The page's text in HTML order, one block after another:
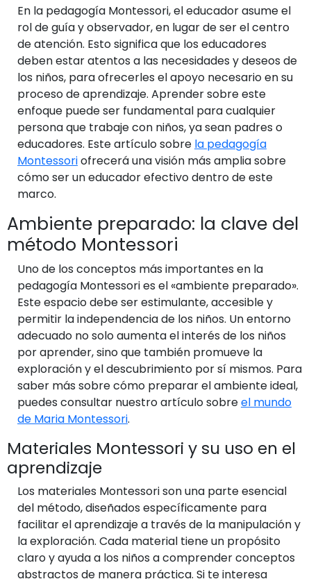
En la pedagogía Montessori, el educador asume el
rol de guía y observador, en lugar de ser el centro
de atención. Esto significa que los educadores
deben estar atentos a las necesidades y deseos de
los niños, para ofrecerles el apoyo necesario en su
proceso de aprendizaje. Aprender sobre este
enfoque puede ser fundamental para cualquier
persona que trabaje con niños, ya sean padres o
educadores. Este artículo sobre la pedagogía
Montessoriofrecerá una visión más amplia sobre
cómo ser un educador efectivo dentro de este
marco.
Ambiente preparado: la clave del
método Montessori
Uno de los conceptos más importantes en la
pedagogía Montessori es el «ambiente preparado».
Este espacio debe ser estimulante, accesible y
permitir la independencia de los niños. Un entorno
adecuado no solo aumenta el interés de los niños
por aprender, sino que también promueve la
exploración y el descubrimiento por sí mismos. Para
saber más sobre cómo preparar el ambiente ideal,
puedes consultar nuestro artículo sobreel mundo
de Maria Montessori.
Materiales Montessori y su uso en el
aprendizaje
Los materiales Montessori son una parte esencial
del método, diseñados específicamente para
facilitar el aprendizaje a través de la manipulación y
la exploración. Cada material tiene un propósito
claro y ayuda a los niños a comprender conceptos
abstractos de manera práctica. Si te interesa